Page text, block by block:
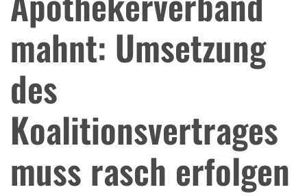
mahnt: Umsetzung
des
Koalitionsvertrages
muss rasch erfolgen